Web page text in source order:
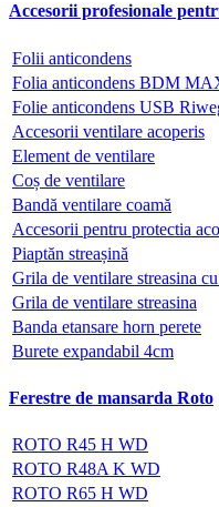
Accesorii profesionale
Folii anticondens
Folia anticondens BDM
Folie anticondens USB
Accesorii ventilare acoperis
Element de ventilare
Coș de ventilare
Bandă ventilare coamă
Accesorii pentru protectia
Piaptăn streașină
Grila de ventilare streasina
Grila de ventilare streasina
Banda etansare horn perete
Burete expandabil 4cm
Ferestre de mansarda Roto
ROTO R45 H WD
ROTO R48A K WD
ROTO R65 H WD